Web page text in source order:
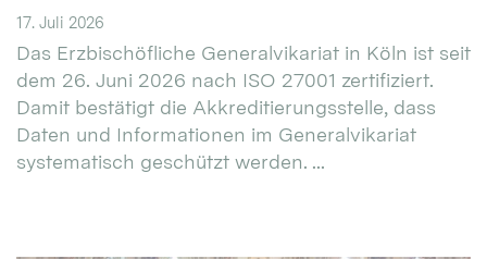
17. Juli 2026
Das Erzbischöfliche Generalvikariat in Köln ist seit
dem 26. Juni 2026 nach ISO 27001 zertifiziert.
Damit bestätigt die Akkreditierungsstelle, dass
Daten und Informationen im Generalvikariat
systematisch geschützt werden. ...